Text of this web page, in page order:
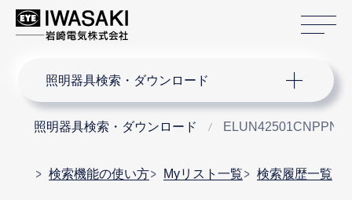
照明器具検索・ダウンロード
照明器具検索・ダウンロード ELUN42501CNPPN9
検索機能の使い方 Myリスト一覧 検索履歴一覧